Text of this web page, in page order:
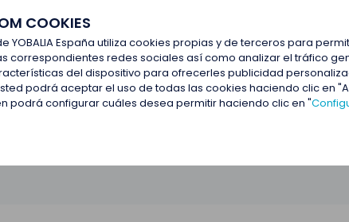
COOKIES
YOBALIA España utiliza cookies propias y de terceros para
correspondientes redes sociales así como analizar el tráfico
del dispositivo para ofrecerles publicidad
podrá aceptar el uso de todas las cookies haciendo clic en
podrá configurar cuáles desea permitir haciendo clic en "
Últimas ofertas